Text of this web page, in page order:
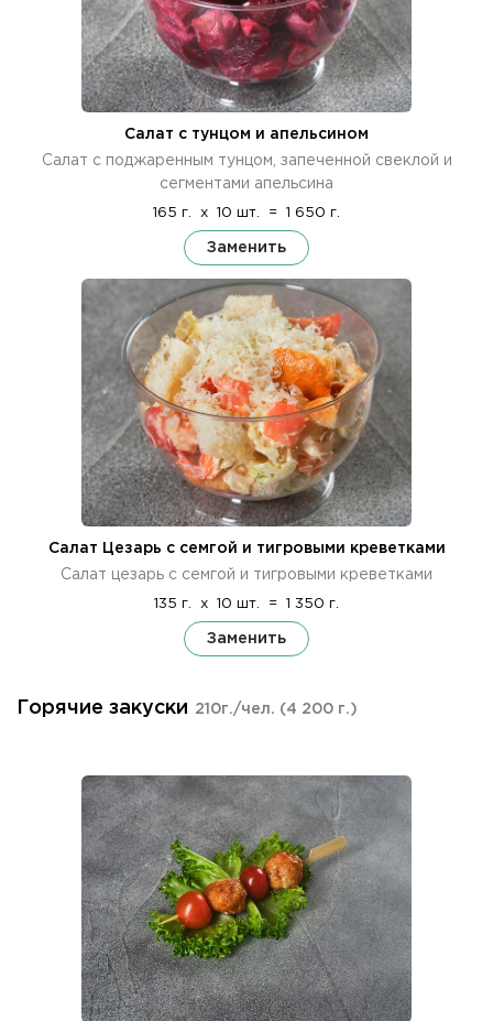
Салат с тунцом и апельсином
Салат с поджаренным тунцом, запеченной свеклой и
сегментами апельсина
165 г. x 10 шт. = 1 650 г.
Заменить
Салат Цезарь с семгой и тигровыми креветками
Салат цезарь с семгой и тигровыми креветками
135 г. x 10 шт. = 1 350 г.
Заменить
Горячие закуски 210г./чел. (4 200 г.)